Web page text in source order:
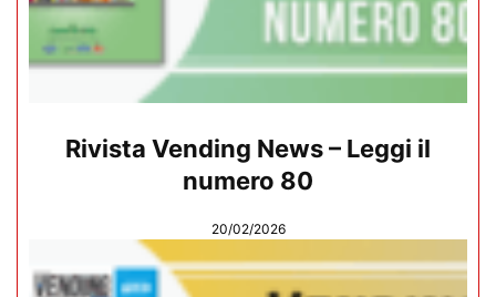
Rivista Vending News – Leggi il
numero 80
20/02/2026